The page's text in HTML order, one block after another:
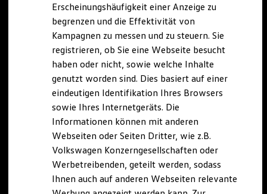
Marke und Erlebnis
Volkswagen R und R Experience
R-Modelle
R Experience
Driving Experience
Volkswagen entdecken
Werkbesichtigung
Lifestyle Shop
T-Roc Kollektion
Golf Kollektion
Volkswagen Kollektion
R-Kollektion
GTI Kollektion
Fußball Drop
we drive football
Erscheinungshäufigkeit einer Anzeige zu
begrenzen und die Effektivität von
Kampagnen zu messen und zu steuern. Sie
registrieren, ob Sie eine Webseite besucht
haben oder nicht, sowie welche Inhalte
genutzt worden sind. Dies basiert auf einer
eindeutigen Identifikation Ihres Browsers
sowie Ihres Internetgeräts. Die
Informationen können mit anderen
Webseiten oder Seiten Dritter, wie z.B.
Volkswagen Konzerngesellschaften oder
Werbetreibenden, geteilt werden, sodass
Ihnen auch auf anderen Webseiten relevante